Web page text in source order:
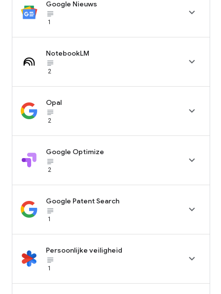
Google Nieuws
subject_black
1

NotebookLM
subject_black
2

Opal
subject_black
2

Google Optimize
subject_black
2

Google Patent Search
subject_black
1

Persoonlijke veiligheid
subject_black
1
